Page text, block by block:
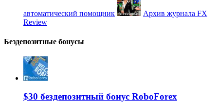
автоматический помощник
Архив журнала FX
Review
Бездепозитные бонусы
$30 бездепозитный бонус RoboForex